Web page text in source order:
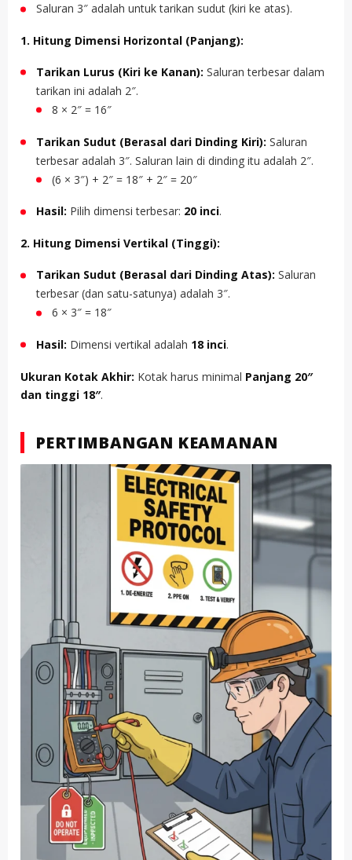
Saluran 3″ adalah untuk tarikan sudut (kiri ke atas).
1. Hitung Dimensi Horizontal (Panjang):
Tarikan Lurus (Kiri ke Kanan): Saluran terbesar dalam
tarikan ini adalah 2″.
8 × 2″ = 16″
Tarikan Sudut (Berasal dari Dinding Kiri): Saluran
terbesar adalah 3″. Saluran lain di dinding itu adalah 2″.
(6 × 3″) + 2″ = 18″ + 2″ = 20″
Hasil: Pilih dimensi terbesar: 20 inci.
2. Hitung Dimensi Vertikal (Tinggi):
Tarikan Sudut (Berasal dari Dinding Atas): Saluran
terbesar (dan satu-satunya) adalah 3″.
6 × 3″ = 18″
Hasil: Dimensi vertikal adalah 18 inci.
Ukuran Kotak Akhir: Kotak harus minimal Panjang 20″
dan tinggi 18″.
PERTIMBANGAN KEAMANAN